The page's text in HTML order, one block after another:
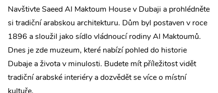
Navštivte Saeed Al Maktoum House v Dubaji a prohlédněte
si tradiční arabskou architekturu. Dům byl postaven v roce
1896 a sloužil jako sídlo vládnoucí rodiny Al Maktoumů.
Dnes je zde muzeum, které nabízí pohled do historie
Dubaje a života v minulosti. Budete mít příležitost vidět
tradiční arabské interiéry a dozvědět se více o místní